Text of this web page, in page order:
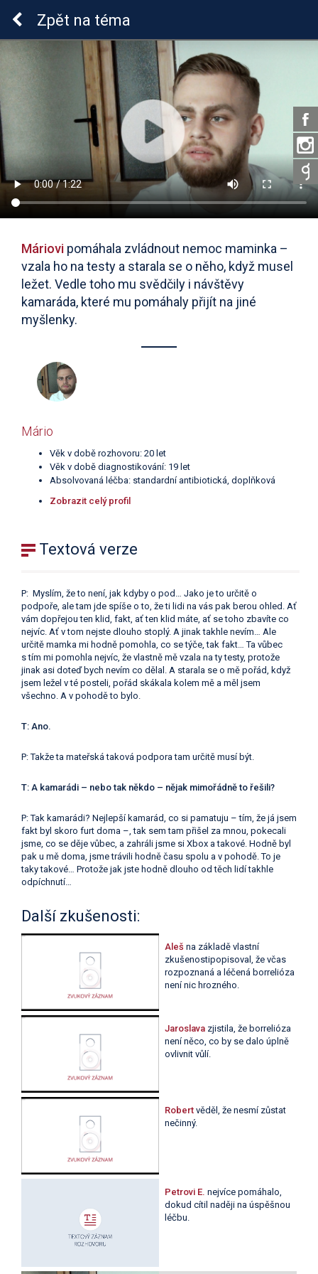
Lymeská borrelióza
Zpět na téma
Máriovi pomáhala zvládnout nemoc maminka –
vzala ho na testy a starala se o něho, když musel
ležet. Vedle toho mu svědčily i návštěvy
kamaráda, které mu pomáhaly přijít na jiné
myšlenky.
Mário
Věk v době rozhovoru: 20 let
Věk v době diagnostikování: 19 let
Absolvovaná léčba: standardní antibiotická, doplňková
Zobrazit celý profil
Textová verze
P: Myslím, že to není, jak kdyby o pod… Jako je to určitě o
podpoře, ale tam jde spíše o to, že ti lidi na vás pak berou ohled. Ať
vám dopřejou ten klid, fakt, ať ten klid máte, ať se toho zbavíte co
nejvíc. Ať v tom nejste dlouho stoplý. A jinak takhle nevím… Ale
určitě mamka mi hodně pomohla, co se týče, tak fakt… Ta vůbec
s tím mi pomohla nejvíc, že vlastně mě vzala na ty testy, protože
jinak asi doteď bych nevím co dělal. A starala se o mě pořád, když
jsem ležel v té posteli, pořád skákala kolem mě a měl jsem
všechno. A v pohodě to bylo.
T: Ano.
P: Takže ta mateřská taková podpora tam určitě musí být.
T: A kamarádi – nebo tak někdo – nějak mimořádně to řešili?
P: Tak kamarádi? Nejlepší kamarád, co si pamatuju – tím, že já jsem
fakt byl skoro furt doma –, tak sem tam přišel za mnou, pokecali
jsme, co se děje vůbec, a zahráli jsme si Xbox a takové. Hodně byl
pak u mě doma, jsme trávili hodně času spolu a v pohodě. To je
taky takové… Protože jak jste hodně dlouho od těch lidí takhle
odpíchnutí…
Další zkušenosti:
Aleš na základě vlastní
zkušenostipopisoval, že včas
rozpoznaná a léčená borrelióza
není nic hrozného.
Jaroslava zjistila, že borrelióza
není něco, co by se dalo úplně
ovlivnit vůlí.
Robert věděl, že nesmí zůstat
nečinný.
Petrovi E. nejvíce pomáhalo,
dokud cítil naději na úspěšnou
léčbu.